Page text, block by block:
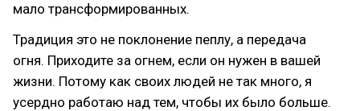
мало трансформированных.
Традиция это не поклонение пеплу, а передача
огня. Приходите за огнем, если он нужен в вашей
жизни. Потому как своих людей не так много, я
усердно работаю над тем, чтобы их было больше.